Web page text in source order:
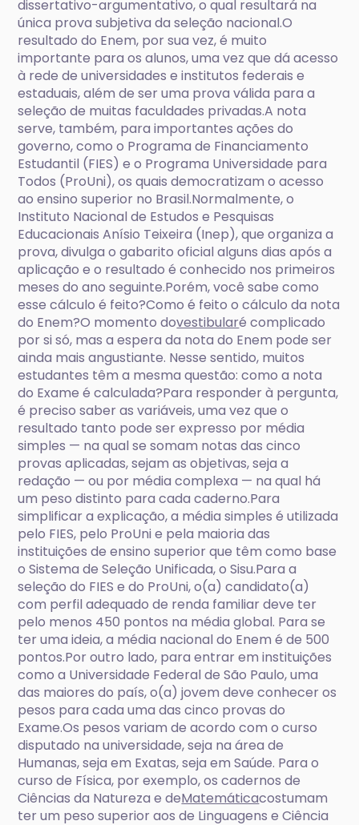
dissertativo-argumentativo, o qual resultará na
única prova subjetiva da seleção nacional.O
resultado do Enem, por sua vez, é muito
importante para os alunos, uma vez que dá acesso
à rede de universidades e institutos federais e
estaduais, além de ser uma prova válida para a
seleção de muitas faculdades privadas.A nota
serve, também, para importantes ações do
governo, como o Programa de Financiamento
Estudantil (FIES) e o Programa Universidade para
Todos (ProUni), os quais democratizam o acesso
ao ensino superior no Brasil.Normalmente, o
Instituto Nacional de Estudos e Pesquisas
Educacionais Anísio Teixeira (Inep), que organiza a
prova, divulga o gabarito oficial alguns dias após a
aplicação e o resultado é conhecido nos primeiros
meses do ano seguinte.Porém, você sabe como
esse cálculo é feito?Como é feito o cálculo da nota
do Enem?O momento dovestibularé complicado
por si só, mas a espera da nota do Enem pode ser
ainda mais angustiante. Nesse sentido, muitos
estudantes têm a mesma questão: como a nota
do Exame é calculada?Para responder à pergunta,
é preciso saber as variáveis, uma vez que o
resultado tanto pode ser expresso por média
simples — na qual se somam notas das cinco
provas aplicadas, sejam as objetivas, seja a
redação — ou por média complexa — na qual há
um peso distinto para cada caderno.Para
simplificar a explicação, a média simples é utilizada
pelo FIES, pelo ProUni e pela maioria das
instituições de ensino superior que têm como base
o Sistema de Seleção Unificada, o Sisu.Para a
seleção do FIES e do ProUni, o(a) candidato(a)
com perfil adequado de renda familiar deve ter
pelo menos 450 pontos na média global. Para se
ter uma ideia, a média nacional do Enem é de 500
pontos.Por outro lado, para entrar em instituições
como a Universidade Federal de São Paulo, uma
das maiores do país, o(a) jovem deve conhecer os
pesos para cada uma das cinco provas do
Exame.Os pesos variam de acordo com o curso
disputado na universidade, seja na área de
Humanas, seja em Exatas, seja em Saúde. Para o
curso de Física, por exemplo, os cadernos de
Ciências da Natureza e deMatemáticacostumam
ter um peso superior aos de Linguagens e Ciência